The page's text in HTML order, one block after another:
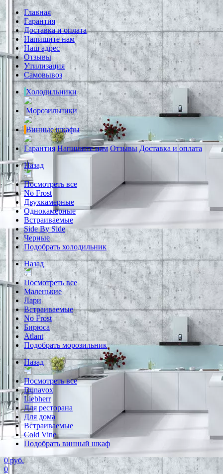
Главная
Гарантия
Доставка и оплата
Напишите нам
Наш адрес
Отзывы
Утилизация
Самовывоз
Холодильники
Морозильники
Винные шкафы
Гарантия Напишите нам Отзывы Доставка и оплата
Назад
Посмотреть все
No Frost
Двухкамерные
Однокамерные
Встраиваемые
Side By Side
Черные
Подобрать холодильник
Назад
Посмотреть все
Маленькие
Лари
Встраиваемые
No Frost
Бирюса
Atlant
Подобрать морозильник
Назад
Посмотреть все
Dunavox
Liebherr
Для ресторана
Для дома
Встраиваемые
Cold Vine
Подобрать винный шкаф
0 руб.
0